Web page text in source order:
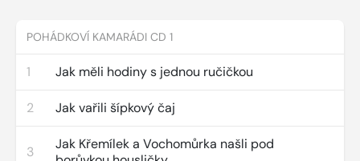
POHÁDKOVÍ KAMARÁDI CD 1
1 Jak měli hodiny s jednou ručičkou
2 Jak vařili šípkový čaj
3
Jak Křemílek a Vochomůrka našli pod